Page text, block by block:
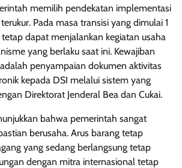
memilih pendekatan implementasi
Pada masa transisi yang dimulai 1
dapat menjalankan kegiatan usaha
yang berlaku saat ini. Kewajiban
penyampaian dokumen aktivitas
kepada DSI melalui sistem yang
Direktorat Jenderal Bea dan Cukai.
bahwa pemerintah sangat
berusaha. Arus barang tetap
yang sedang berlangsung tetap
dengan mitra internasional tetap